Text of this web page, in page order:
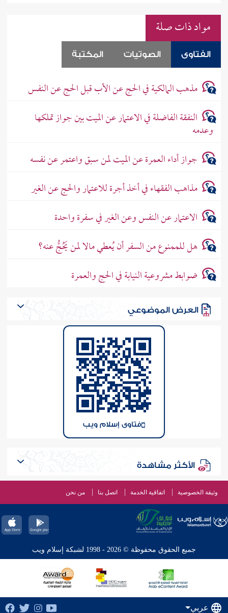
مواد ذات صلة
الفتاوى الصوتيات المكتبة
مذهب المالكية في الحج عن الأب قبل الحج عن النفس
النفقة الفاضلة في الاعتمار عن الميت بين جواز تملكها
وعدمه
جواز أداء العمرة عن الميت لمن سبق واعتمر عن نفسه
مذاهب الفقهاء في أخذ أجرة للاعتمار والحج عن الغير
الاعتمار عن النفس وعن الغير في سفرة واحدة
هل للممنوع من السفر أن يُعطي مالا لمن يَحُجُّ عنه؟
ضوابط مشروعية النيابة في الحج والعمرة
العرض الموضوعي
فتاوى إسلام ويب
الأكثر مشاهدة
وثيقة الخصوصية اتفاقية الخدمة اتصل بنا من نحن
جميع الحقوق محفوظة © 2026 - 1998 لشبكة إسلام ويب
عربي